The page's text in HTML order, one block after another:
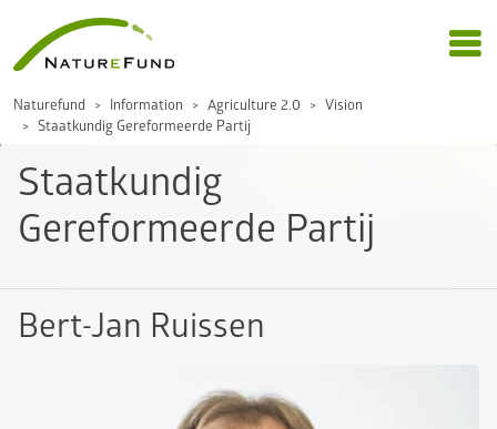
Naturefund Information Agriculture 2.0
Vision
Staatkundig Gereformeerde Partij
Staatkundig
Gereformeerde Partij
Bert-Jan Ruissen